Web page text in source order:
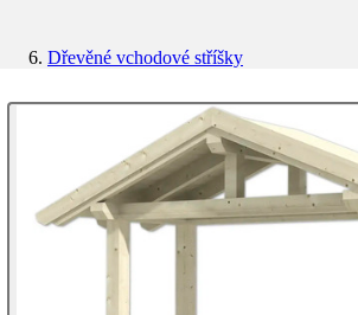
Dřevěné vchodové stříšky